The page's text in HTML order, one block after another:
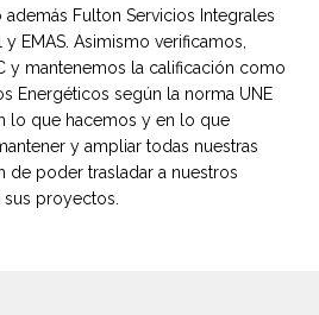
además Fulton Servicios Integrales
EMAS. Asimismo verificamos,
y mantenemos la calificación como
Energéticos según la norma UNE
lo que hacemos y en lo que
y ampliar todas nuestras
de poder trasladar a nuestros
proyectos.